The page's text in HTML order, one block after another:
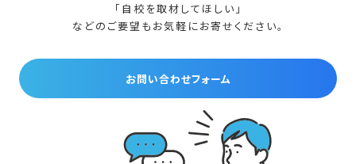
「自校を取材してほしい」
などのご要望もお気軽にお寄せください。
お問い合わせフォーム